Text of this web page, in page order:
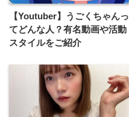
【Youtuber】うごくちゃんっ
てどんな人？有名動画や活動
スタイルをご紹介